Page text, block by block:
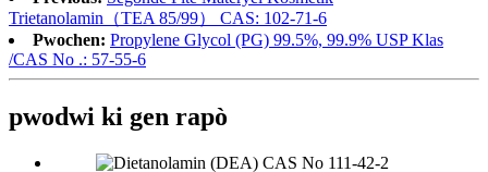
Trietanolamin（TEA 85/99） CAS: 102-71-6
Pwochen: Propylene Glycol (PG) 99.5%, 99.9% USP Klas
/CAS No .: 57-55-6
pwodwi ki gen rapò